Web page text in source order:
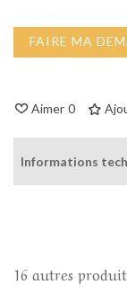
FAIRE MA
Aimer 0
Informations
16 autres